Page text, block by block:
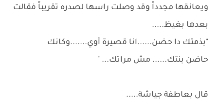
ويعانقها مجدداً وقد وصلت راسها لصدره تقريباً فقالت
بعدها بغيظ.....
"بذمتك دا حضن......انا قصيرة أوي.......وكانك
حاضن بنتك...... مش مراتك... "
قال بعاطفة جياشة.....